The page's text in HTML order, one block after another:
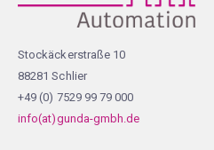
Stockäckerstraße 10
88281 Schlier
+49 (0) 7529 99 79 000
info(at)gunda-gmbh.de